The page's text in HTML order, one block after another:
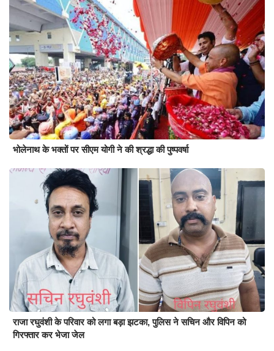
भोलेनाथ के भक्तों पर सीएम योगी ने की श्रद्धा की पुष्पवर्षा
राजा रघुवंशी के परिवार को लगा बड़ा झटका, पुलिस ने सचिन और विपिन को
गिरफ्तार कर भेजा जेल